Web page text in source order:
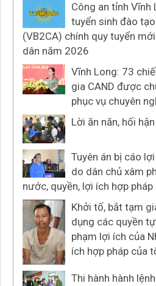
Công an tỉnh Vĩnh
tuyển sinh đào
(VB2CA) chính quy tuyển
dân năm 2026
Vĩnh Long: 73
gia CAND được
phục vụ chuyên
Lời ăn năn, hối
Tuyên án bị cáo
do dân chủ xâm
nước, quyền, lợi ích hợp
Khởi tố, bắt tạm
dụng các quyền
phạm lợi ích của
ích hợp pháp của
Thi hành hành